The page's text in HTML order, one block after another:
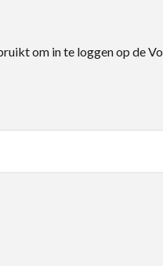
om in te loggen op de